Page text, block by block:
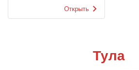
Открыть
Тула